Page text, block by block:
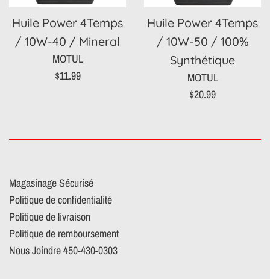
Huile Power 4Temps
/ 10W-40 / Mineral
MOTUL
Prix
$11.99
Huile Power 4Temps
/ 10W-50 / 100%
Synthétique
MOTUL
Prix
$20.99
Magasinage Sécurisé
Politique de confidentialité
Politique de livraison
Politique de remboursement
Nous Joindre 450-430-0303